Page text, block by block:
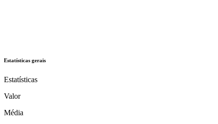
Estatísticas gerais
Estatísticas
Valor
Média